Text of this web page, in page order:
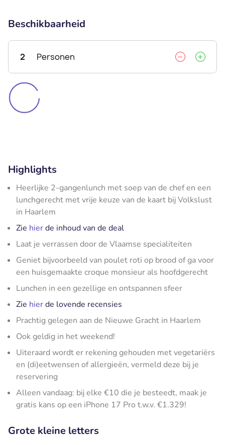
Beschikbaarheid
2 Personen
Highlights
Heerlijke 2-gangenlunch met soep van de chef en een
lunchgerecht met vrije keuze van de kaart bij Volkslust
in Haarlem
Zie hierde inhoud van de deal
Laat je verrassen door de Vlaamse specialiteiten
Geniet bijvoorbeeld van poulet roti op brood of ga voor
een huisgemaakte croque monsieur als hoofdgerecht
Lunchen in een gezellige en ontspannen sfeer
Zie hierde lovende recensies
Prachtig gelegen aan de Nieuwe Gracht in Haarlem
Ook geldig in het weekend!
Uiteraard wordt er rekening gehouden met vegetariërs
en (di)eetwensen of allergieën, vermeld deze bij je
reservering
Alleen vandaag: bij elke €10 die je besteedt, maak je
gratis kans op een iPhone 17 Pro t.w.v. €1.329!
Grote kleine letters